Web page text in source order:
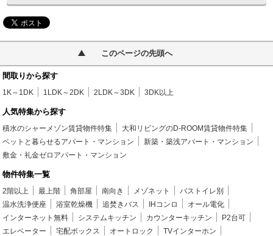
このページの先頭へ
間取りから探す
1K～1DK 1LDK～2DK 2LDK～3DK 3DK以上
人気特集から探す
積水のシャーメゾン賃貸物件特集
大和リビングのD-ROOM賃貸物件特集
ペットと暮らせるアパート・マンション
新築・築浅アパート・マンション
敷金・礼金ゼロアパート・マンション
物件特集一覧
2階以上 最上階 角部屋 南向き メゾネット
バストイレ別
温水洗浄便座
浴室乾燥機 追焚きバス IHコンロ
オール電化
インターネット無料
システムキッチン カウンターキッチン
P2台可
エレベーター
宅配ボックス オートロック
TVインターホン